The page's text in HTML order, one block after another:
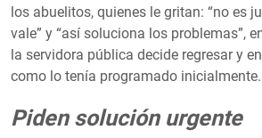
los abuelitos, quienes le gritan: “no es
vale” y “así soluciona los problemas”,
la servidora pública decide regresar y
como lo tenía programado inicialmente.
Piden solución urgente